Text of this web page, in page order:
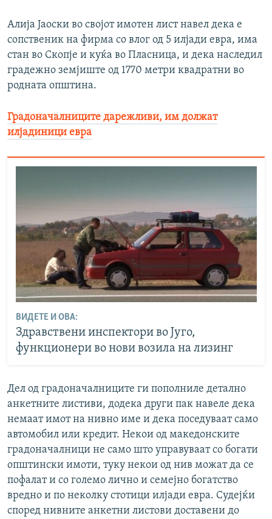
Алија Јаоски во својот имотен лист навел дека е
сопственик на фирма со влог од 5 илјади евра, има
стан во Скопје и куќа во Пласница, и дека наследил
градежно земјиште од 1770 метри квадратни во
родната општина.
Градоначалниците дарежливи, им должат
илјадиници евра
ВИДЕТЕ И ОВА:
Здравствени инспектори во Југо,
функционери во нови возила на лизинг
Дел од градоначалниците ги пополниле детално
анкетните листиви, додека други пак навеле дека
немаат имот на нивно име и дека поседуваат само
автомобил или кредит. Некои од македонските
градоначалници не само што управуваат со богати
општински имоти, туку некои од нив можат да се
пофалат и со големо лично и семејно богатство
вредно и по неколку стотици илјади евра. Судејќи
според нивните анкетни листови доставени до